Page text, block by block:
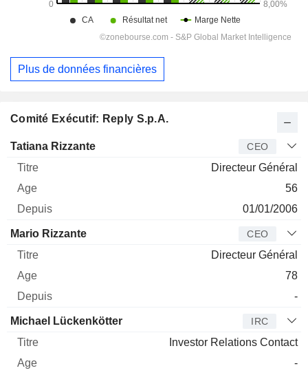
Comité Exécutif: Reply S.p.A.
Dirigeant Titre Age
Tatiana Rizzante CEO
Directeur Général
56
01/01/2006
Mario Rizzante CEO
Directeur Général
78
-
Michael Lückenkötter IRC
Investor Relations Contact
-
Plus de données financières